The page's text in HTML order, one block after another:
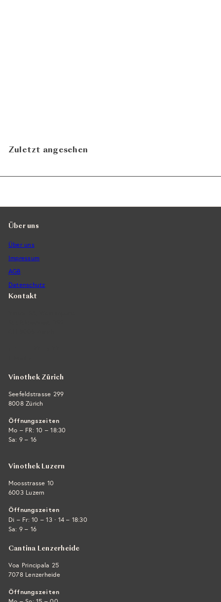
Zuletzt angesehen
Über uns
Über uns
Impressum
AGB
Datenschutz
Kontakt
Vinothek Zürich
Seefeldstrasse 299
8008 Zürich
Öffnungszeiten
Mo – FR: 10 – 18:30
Sa: 9 – 16
Vinothek Luzern
Moosstrasse 10
6003 Luzern
Öffnungszeiten
Di – Fr: 10 – 13 · 14 – 18:30
Sa: 9 – 16
Cantina Lenzerheide
Voa Principala 25
7078 Lenzerheide
Öffnungszeiten